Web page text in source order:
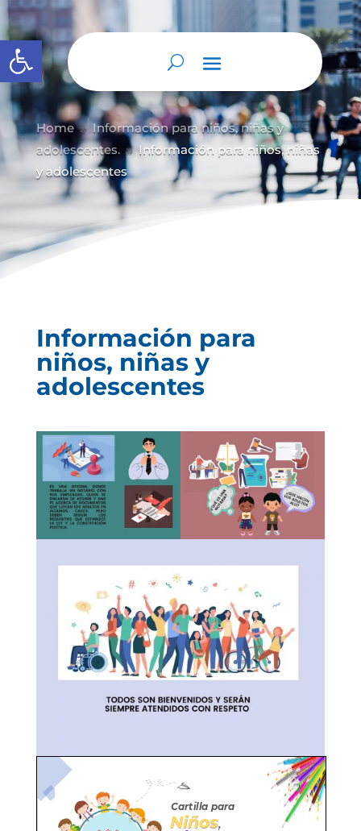
Abrir barra de herramientas
Home 9 Información para niños, niñas y
adolescentes. 9 Información para niños, niñas
y adolescentes
Información para
niños, niñas y
adolescentes